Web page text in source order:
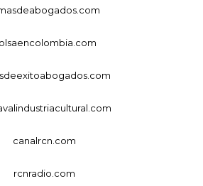
canalrcn.com
rcnradio.com